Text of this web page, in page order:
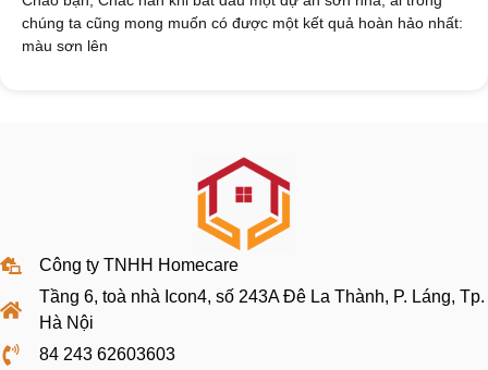
chúng ta cũng mong muốn có được một kết quả hoàn hảo nhất:
màu sơn lên
Công ty TNHH Homecare
Tầng 6, toà nhà Icon4, số 243A Đê La Thành, P. Láng, Tp.
Hà Nội
84 243 62603603